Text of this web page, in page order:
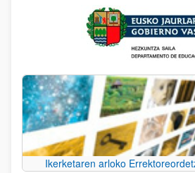
Ikerketaren arloko